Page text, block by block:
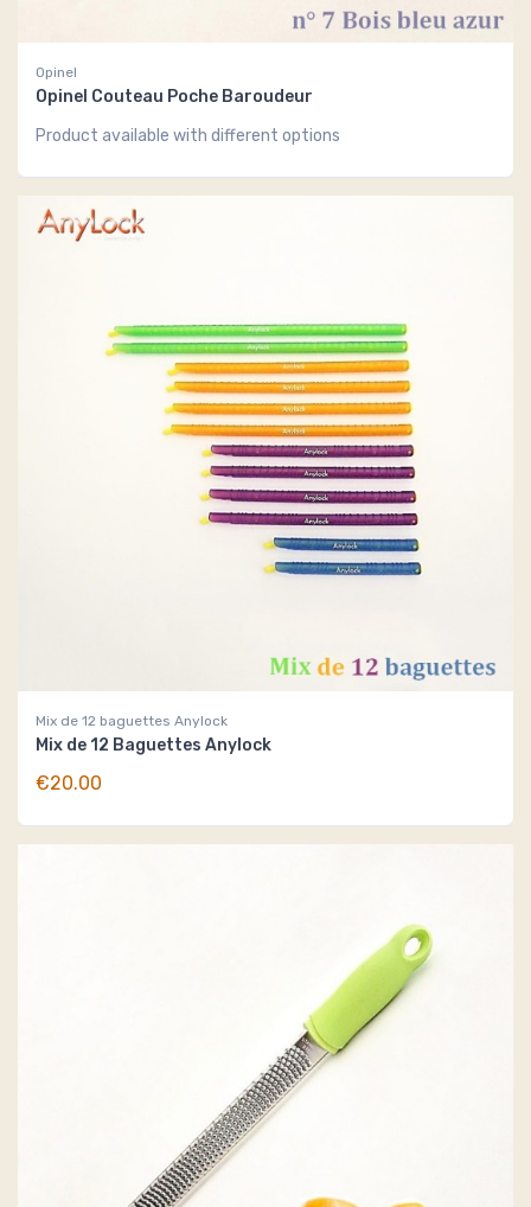
Opinel
Opinel Couteau Poche Baroudeur
Product available with different options
Mix de 12 baguettes Anylock
Mix de 12 Baguettes Anylock
€20.00